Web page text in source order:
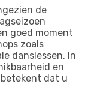
de
goed moment
zoals
danslessen. In
en
dat u